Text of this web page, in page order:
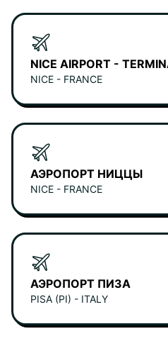
NICE AIRPORT -
NICE - FRANCE
АЭРОПОРТ НИЦЦЫ
NICE - FRANCE
АЭРОПОРТ ПИЗА
PISA (PI) - ITALY